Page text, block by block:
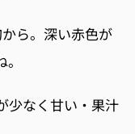
ら。深い赤色が
少なく甘い・果汁